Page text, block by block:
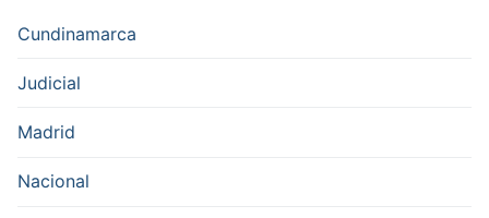
Cundinamarca
Judicial
Madrid
Nacional